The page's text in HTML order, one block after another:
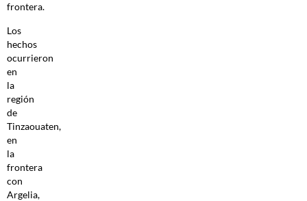
frontera.
Los
hechos
ocurrieron
en
la
región
de
Tinzaouaten,
en
la
frontera
con
Argelia,